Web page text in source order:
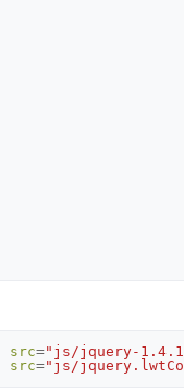
src="js/jquery-
src="js/